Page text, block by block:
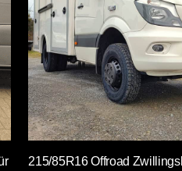
215/85R16 Offroad